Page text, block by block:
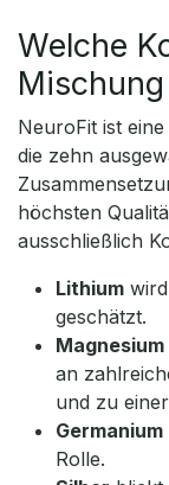
Welche
NeuroFit ist
die zehn
höchsten
ausschließlich
Lithium
geschätzt.
Magnesium
an
und zu
Germanium
Rolle.